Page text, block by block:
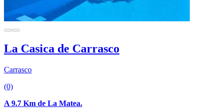
La Casica de Carrasco
Carrasco
(0)
A 9.7 Km de La Matea.